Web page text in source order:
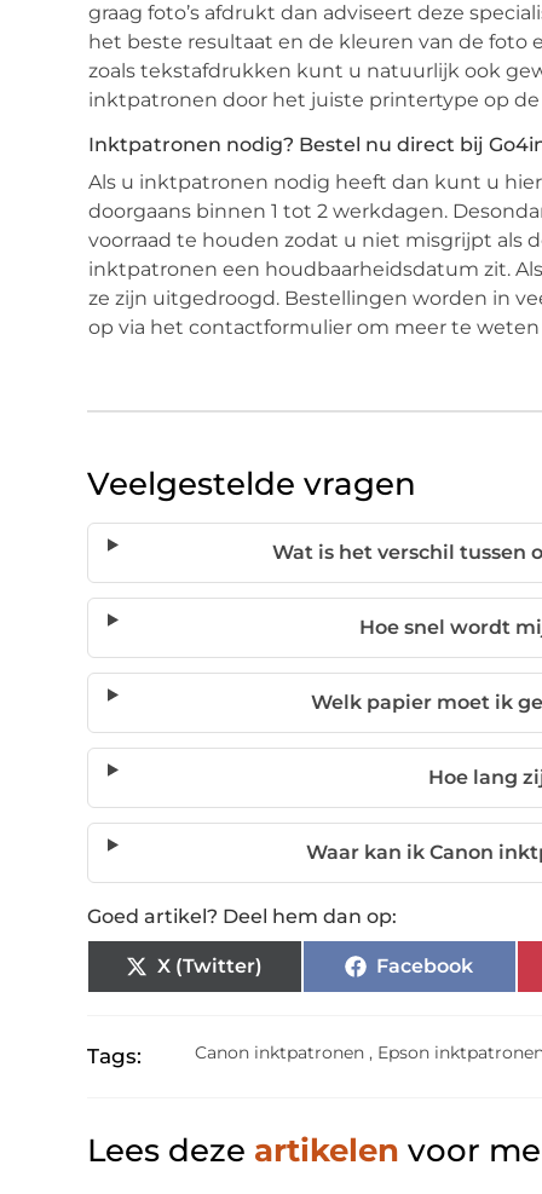
graag foto’s afdrukt dan adviseert deze
het beste resultaat en de kleuren van de
zoals tekstafdrukken kunt u natuurlijk ook
inktpatronen door het juiste printertype op
Inktpatronen nodig? Bestel nu direct bij
Als u inktpatronen nodig heeft dan kunt u
doorgaans binnen 1 tot 2 werkdagen.
voorraad te houden zodat u niet misgrijpt als
inktpatronen een houdbaarheidsdatum zit.
ze zijn uitgedroogd. Bestellingen worden in
op via het contactformulier om meer te
Veelgestelde vragen
Wat is het verschil tussen
Hoe snel wordt
Welk papier moet ik
Hoe lang
Waar kan ik Canon
Goed artikel? Deel hem dan op:
X (Twitter) Facebook
Tags: Canon inktpatronen, Epson
Lees deze artikelen voor